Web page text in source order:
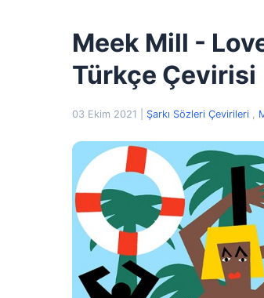
Meek Mill -
Türkçe Çevirisi
03 Ekim 2021 Şarkı Sözleri Çevirileri ,